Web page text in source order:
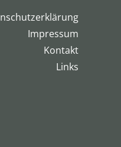
Impressum
Kontakt
Links